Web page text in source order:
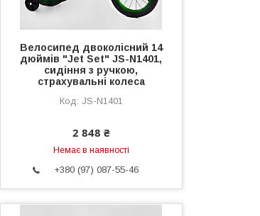
Велосипед двоколісний 14
дюймів "Jet Set" JS-N1401,
сидіння з ручкою,
страхувальні колеса
JS-N1401
2 848 ₴
Немає в наявності
+380 (97) 087-55-46